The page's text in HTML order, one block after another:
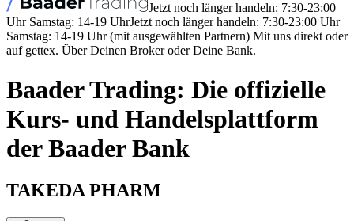
Jetzt noch länger handeln: 7:30-23:00
Uhr Samstag: 14-19 UhrJetzt noch länger handeln: 7:30-23:00 Uhr
Samstag: 14-19 Uhr (mit ausgewählten Partnern) Mit uns direkt oder
auf gettex. Über Deinen Broker oder Deine Bank.
Baader Trading: Die offizielle
Kurs- und Handelsplattform
der Baader Bank
TAKEDA PHARM